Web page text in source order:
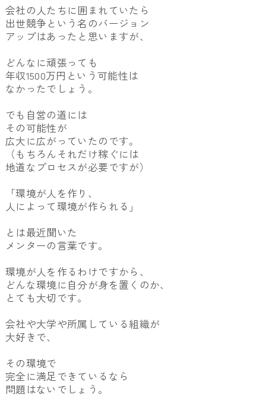
会社の人たちに囲まれていたら
出世競争という名のバージョン
アップはあったと思いますが、
どんなに頑張っても
年収1500万円という可能性は
なかったでしょう。
でも自営の道には
その可能性が
広大に広がっていたのです。
（もちろんそれだけ稼ぐには
地道なプロセスが必要ですが）
「環境が人を作り、
人によって環境が作られる」
とは最近聞いた
メンターの言葉です。
環境が人を作るわけですから、
どんな環境に自分が身を置くのか、
とても大切です。
会社や大学や所属している組織が
大好きで、
その環境で
完全に満足できているなら
問題はないでしょう。